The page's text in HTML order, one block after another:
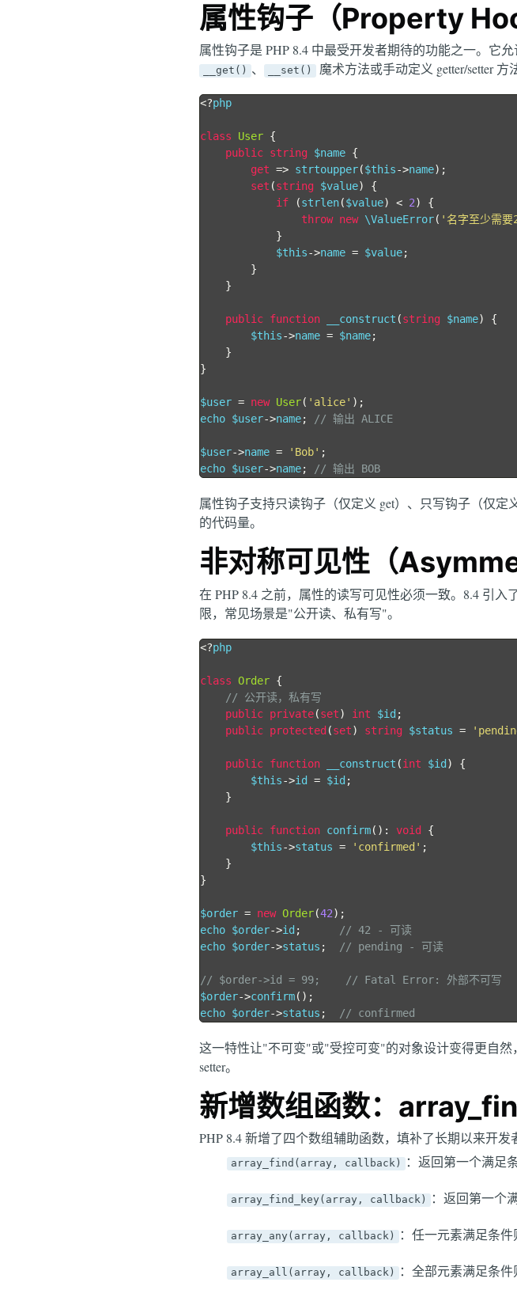
属性钩子（Property
属性钩子是 PHP 8.4 中最受开发者期待的功能之一。它
__get() 、 __set() 魔术方法或手动定义 getter/setter 方
<?php
class User {
public string $name {
get => strtoupper($this->name);
set (string $value)
{
if
(strlen($value) < 2)
{
throw new \ValueError( '名字至少需要
}
$this->name = $value;
}
}
public function __construct (string $name)
{
$this->name = $name;
}
}
$user = new User( 'alice' );
echo $user->name; // 输出 ALICE
$user->name = 'Bob' ;
echo $user->name; // 输出 BOB
属性钩子支持只读钩子（仅定义 get）、只写钩子（仅定
的代码量。
非对称可见性（
在 PHP 8.4 之前，属性的读写可见性必须一致。8.4 引
限，常见场景是"公开读、私有写"。
<?php
class Order {
// 公开读，私有写
public private(set) int $id ;
public protected (set) string $status =
public function __construct (int $id)
{
$this->id = $id ;
}
public function confirm(): void
{
$this->status = 'confirmed' ;
}
}
$order = new Order(42);
echo $order->id ;
// 42 - 可读
echo $order->status ; // pending - 可读
// $order->id = 99;    // Fatal Error: 外部不可写
$order->confirm();
echo $order->status ; // confirmed
这一特性让"不可变"或"受控可变"的对象设计变得更自
setter。
新增数组函数：
PHP 8.4 新增了四个数组辅助函数，填补了长期以来开发
array_find(array, callback) ：返回第一个满足
array_find_key(array, callback) ：返回第一个
array_any(array, callback) ：任一元素满足条件
array_all(array, callback) ：全部元素满足条件